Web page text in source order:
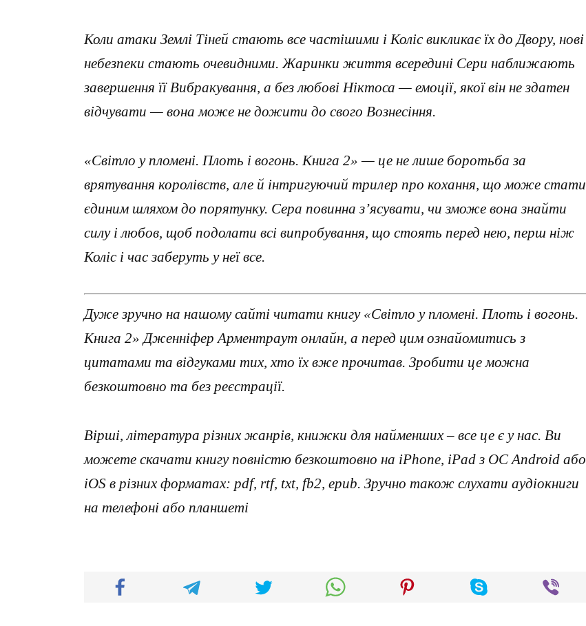
Коли атаки Землі Тіней стають все частішими і Коліс викликає їх до Двору, нові
небезпеки стають очевидними. Жаринки життя всередині Сери наближають
завершення її Вибракування, а без любові Ніктоса — емоції, якої він не здатен
відчувати — вона може не дожити до свого Вознесіння.
«Світло у пломені. Плоть і вогонь. Книга 2» — це не лише боротьба за
врятування королівств, але й інтригуючий трилер про кохання, що може стати
єдиним шляхом до порятунку. Сера повинна з’ясувати, чи зможе вона знайти
силу і любов, щоб подолати всі випробування, що стоять перед нею, перш ніж
Коліс і час заберуть у неї все.
Дуже зручно на нашому сайті читати книгу «Світло у пломені. Плоть і вогонь.
Книга 2» Дженніфер Арментраут онлайн, а перед цим ознайомитись з
цитатами та відгуками тих, хто їх вже прочитав. Зробити це можна
безкоштовно та без реєстрації.
Вірші, література різних жанрів, книжки для найменших – все це є у нас. Ви
можете скачати книгу повністю безкоштовно на iPhone, iPad з ОС Android або
iOS в різних форматах: pdf, rtf, txt, fb2, epub. Зручно також слухати аудіокниги
на телефоні або планшеті